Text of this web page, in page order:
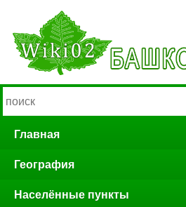
Главная
География
Населённые пункты